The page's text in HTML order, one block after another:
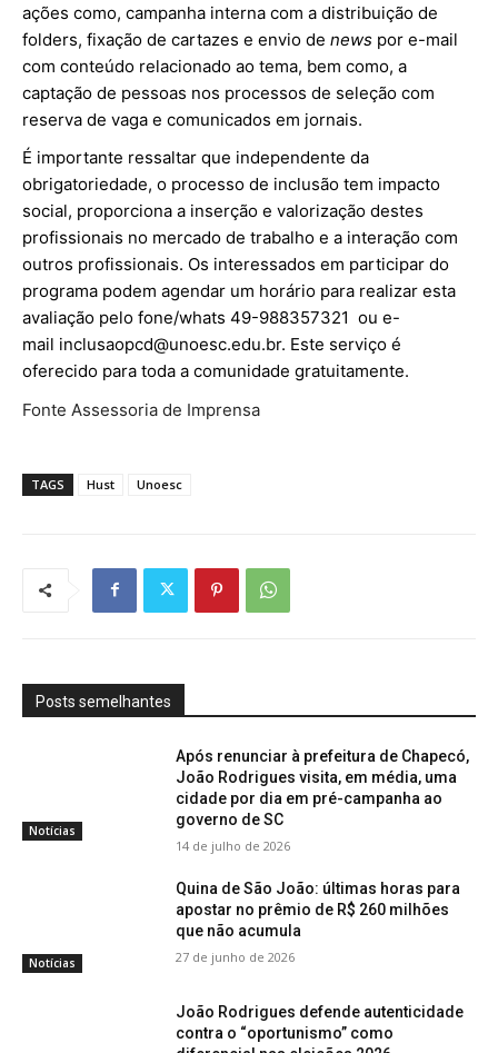
ações como, campanha interna com a distribuição de
folders, fixação de cartazes e envio de news por e-mail
com conteúdo relacionado ao tema, bem como, a
captação de pessoas nos processos de seleção com
reserva de vaga e comunicados em jornais.
É importante ressaltar que independente da
obrigatoriedade, o processo de inclusão tem impacto
social, proporciona a inserção e valorização destes
profissionais no mercado de trabalho e a interação com
outros profissionais. Os interessados em participar do
programa podem agendar um horário para realizar esta
avaliação pelo fone/whats 49-988357321 ou e-
mail inclusaopcd@unoesc.edu.br. Este serviço é
oferecido para toda a comunidade gratuitamente.
Fonte Assessoria de Imprensa
TAGS Hust Unoesc
Posts semelhantes
Notícias
Após renunciar à prefeitura de Chapecó,
João Rodrigues visita, em média, uma
cidade por dia em pré-campanha ao
governo de SC
14 de julho de 2026
Notícias
Quina de São João: últimas horas para
apostar no prêmio de R$ 260 milhões
que não acumula
27 de junho de 2026
João Rodrigues defende autenticidade
contra o “oportunismo” como